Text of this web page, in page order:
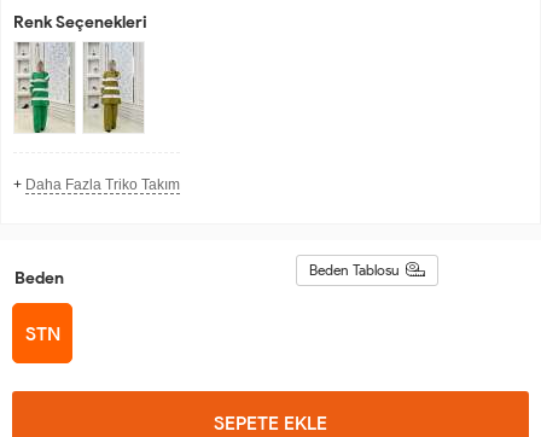
Renk Seçenekleri
+ Daha Fazla Triko Takım
Beden Tablosu
Beden
STN
SEPETE EKLE